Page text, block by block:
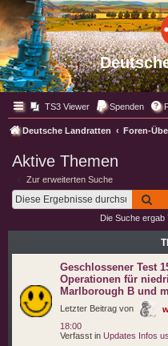
TS3 Viewer Spenden
Deutsche Landratten Foren-
Aktive Themen
Zur erweiterten Suche
Die Suche ergab
Geschlossener Test
Operationen für
Marlborough B und
Letzter Beitrag von
18:00
Verfasst in Updates Infos